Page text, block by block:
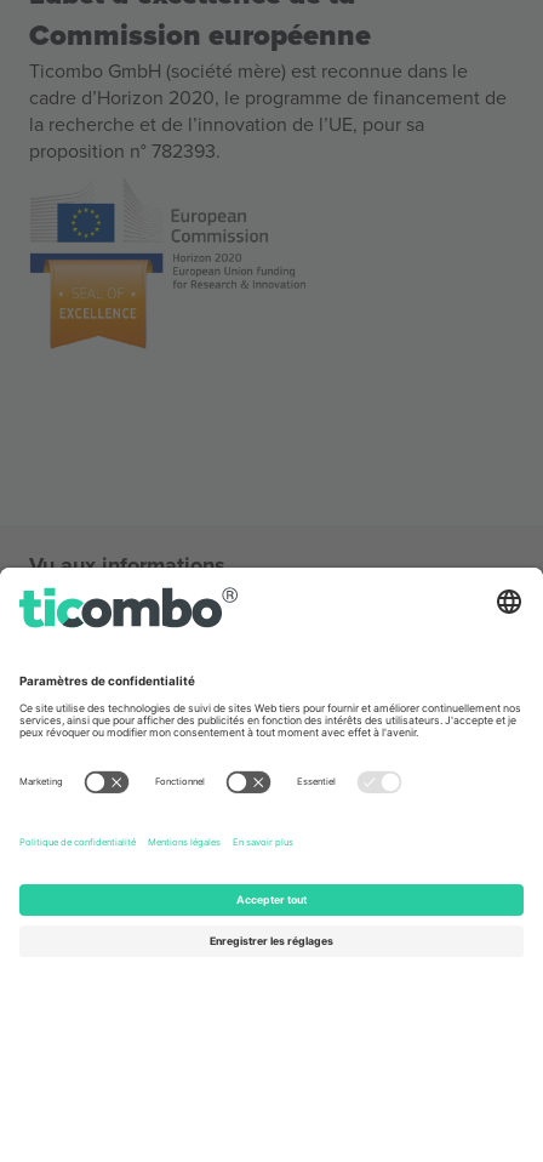
Commission européenne
Ticombo GmbH (société mère) est reconnue dans le
cadre d’Horizon 2020, le programme de financement de
la recherche et de l’innovation de l’UE, pour sa
proposition n° 782393.
Vu aux informations
À propos de
Imprimer
Services de l'entreprise
Comment ça marche
Hôtels
Centre d'information sur la Coupe